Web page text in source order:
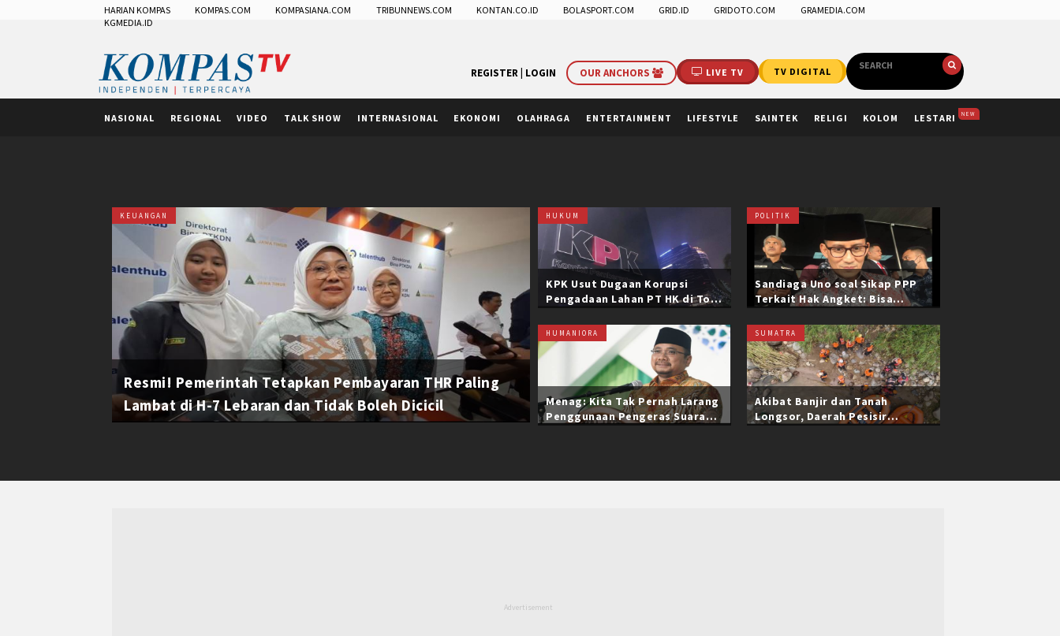
HARIAN KOMPAS KOMPAS.COM KOMPASIANA.COM TRIBUNNEWS.COM KONTAN.CO.ID BOLASPORT.COM GRID.ID GRIDOTO.COM
GRAMEDIA.COM
KGMEDIA.ID
LIVE TV TV DIGITAL
REGISTER | LOGIN OUR ANCHORS
NASIONAL REGIONAL VIDEO TALK SHOW INTERNASIONAL EKONOMI OLAHRAGA ENTERTAINMENT LIFESTYLE SAINTEK RELIGI KOLOM LESTARI NEW
KEUANGAN
Resmi! Pemerintah Tetapkan Pembayaran THR Paling
Lambat di H-7 Lebaran dan Tidak Boleh Dicicil
HUKUM
KPK Usut Dugaan Korupsi
Pengadaan Lahan PT HK di Tol
Belasan Miliar
POLITIK
Sandiaga Uno soal Sikap PPP
Terkait Hak Angket: Bisa
HUMANIORA
Menag: Kita Tak Pernah Larang
Penggunaan Pengeras Suara
SUMATRA
Akibat Banjir dan Tanah
Longsor, Daerah Pesisir